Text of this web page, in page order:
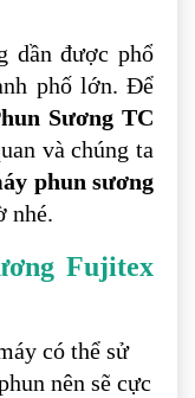
dần được phổ
phố lớn. Để
Sương TC
và chúng ta
phun sương
nhé.
Fujitex
có thể sử
nên sẽ cực